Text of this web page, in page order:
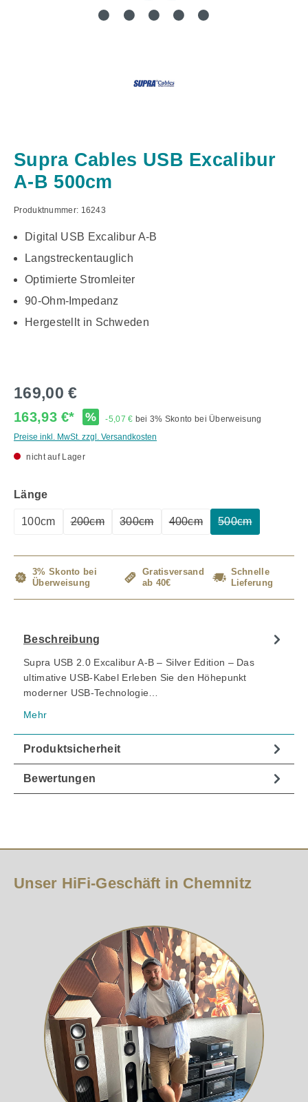
Supra Cables USB Excalibur
A-B 500cm
Produktnummer: 16243
Digital USB Excalibur A-B
Langstreckentauglich
Optimierte Stromleiter
90-Ohm-Impedanz
Hergestellt in Schweden
169,00 €
163,93 €* % -5,07 € bei 3% Skonto bei Überweisung
Preise inkl. MwSt. zzgl. Versandkosten
nicht auf Lager
Längeauswählen
100cm 200cm 300cm 400cm 500cm
3% Skonto bei
Überweisung
Gratisversand
ab 40€
Schnelle
Lieferung
Beschreibung
Supra USB 2.0 Excalibur A-B – Silver Edition – Das
ultimative USB-Kabel Erleben Sie den Höhepunkt
moderner USB-Technologie…
Mehr
Produktsicherheit
Bewertungen
Unser HiFi-Geschäft in Chemnitz